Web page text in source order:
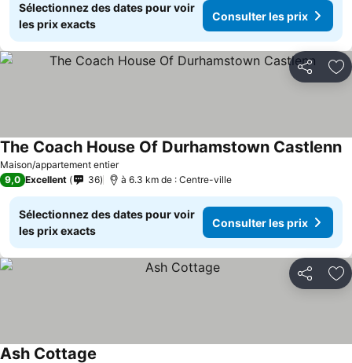
Sélectionnez des dates pour voir
les prix exacts
Consulter les prix
Partager
Maison/appartement entier
The Coach House Of Durhamstown Castlenn
9,0 Excellent 36 à 6.3 km de : Centre-ville
Sélectionnez des dates pour voir
les prix exacts
Consulter les prix
Partager
Ash Cottage